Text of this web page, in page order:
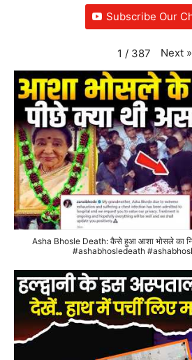
Subscribe Our
1 / 387 Next »
Asha Bhosle Death: कैसे हुआ आशा भोसले का
#ashabhosledeath